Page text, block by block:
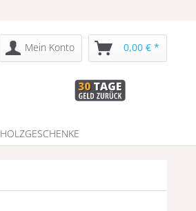
Mein Konto 0,00 € *
HOLZGESCHENKE